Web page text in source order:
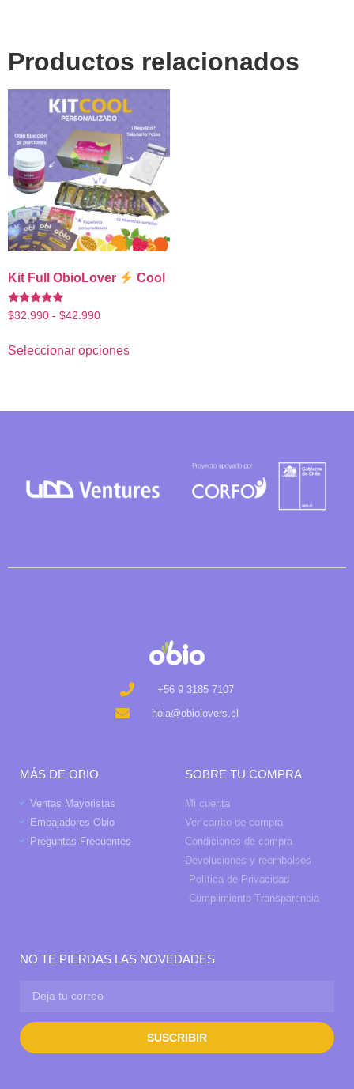
Productos relacionados
Kit Full ObioLover Cool
Valorado
con
de 5
$32.990 - $42.990
Seleccionar opciones
+56 9 3185 7107
hola@obiolovers.cl
MÁS DE OBIO
Ventas Mayoristas
Embajadores Obio
Preguntas Frecuentes
SOBRE TU COMPRA
Mi cuenta
Ver carrito de compra
Condiciones de compra
Devoluciones y reembolsos
Política de Privacidad
Cumplimiento Transparencia
NO TE PIERDAS LAS NOVEDADES
SUSCRIBIR